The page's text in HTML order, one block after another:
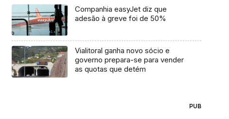
Companhia easyJet diz que
adesão à greve foi de 50%
Vialitoral ganha novo sócio e
governo prepara-se para vender
as quotas que detém
PUB